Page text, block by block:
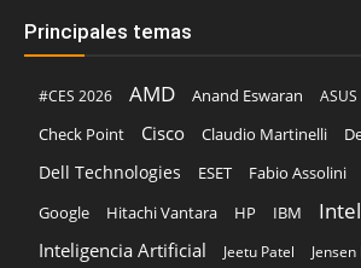
Principales temas
#CES 2026 AMD Anand Eswaran ASUS
Check Point
Cisco Claudio Martinelli
Dell Technologies ESET Fabio Assolini
Google Hitachi Vantara HP IBM Intel
Inteligencia Artificial Jeetu Patel